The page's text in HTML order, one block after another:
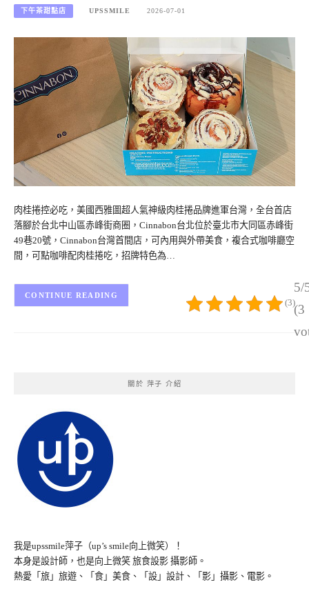
下午茶甜點店 UPSSMILE 2026-07-01
肉桂捲控必吃，美國西雅圖超人氣神級肉桂捲品牌進軍台灣，全台首店
落腳於台北中山區赤峰街商圈，Cinnabon台北位於臺北市大同區赤峰街
49巷20號，Cinnabon台灣首間店，可內用與外帶美食，複合式咖啡廳空
間，可點咖啡配肉桂捲吃，招牌特色為…
5/
(3
(3)
CONTINUE READING
關於 萍子 介紹
我是upssmile萍子（up’s smile向上微笑）！
本身是設計師，也是向上微笑 旅食設影 攝影師。
熱愛「旅」旅遊、「食」美食、「設」設計、「影」攝影、電影。